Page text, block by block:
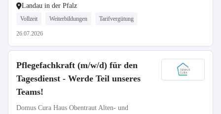
Landau in der Pfalz
Vollzeit Weiterbildungen Tarifvergütung
26.07.2026
Pflegefachkraft (m/w/d) für den
Tagesdienst - Werde Teil unseres
Teams!
Domus Cura Haus Obentraut Alten- und